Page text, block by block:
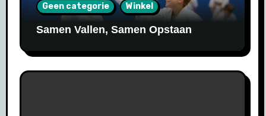
Geen categorie Winkel
Samen Vallen, Samen Opstaan